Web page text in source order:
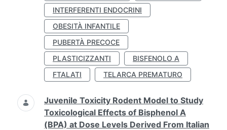
INTERFERENTI ENDOCRINI
OBESITÀ INFANTILE
PUBERTÀ PRECOCE
PLASTICIZZANTI
BISFENOLO A
FTALATI
TELARCA PREMATURO
Juvenile Toxicity Rodent Model to Study
Toxicological Effects of Bisphenol A
(BPA) at Dose Levels Derived From Italian